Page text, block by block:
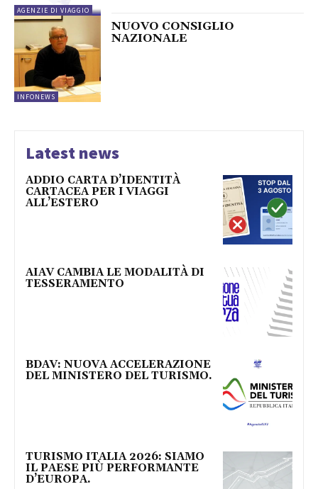
AGENZIE DI VIAGGIO
INFONEWS
NUOVO CONSIGLIO
NAZIONALE
Latest news
ADDIO CARTA D’IDENTITÀ
CARTACEA PER I VIAGGI
ALL’ESTERO
AIAV CAMBIA LE MODALITÀ DI
TESSERAMENTO
BDAV: NUOVA ACCELERAZIONE
DEL MINISTERO DEL TURISMO.
TURISMO ITALIA 2026: SIAMO
IL PAESE PIÙ PERFORMANTE
D’EUROPA.